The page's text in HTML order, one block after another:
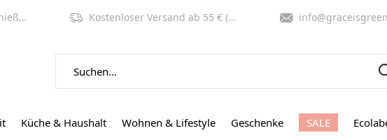
Küche & Haushalt Wohnen & Lifestyle Geschenke SALE
Kostenloser Versand ab 55 € (NL, BE) info@graceisgreen.com